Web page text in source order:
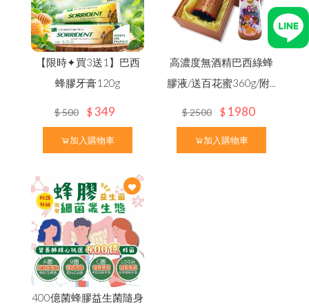
【限時✦買3送1】巴西
蜂膠牙膏120g
$500 $ 349
加入購物車
高濃度無酒精巴西綠蜂
膠液/送百花蜜360g/附...
$2500 $ 1980
加入購物車
400億菌蜂膠益生菌隨身